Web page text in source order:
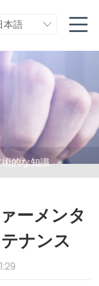
本語  
的な知識
ーメンタ
ナンス